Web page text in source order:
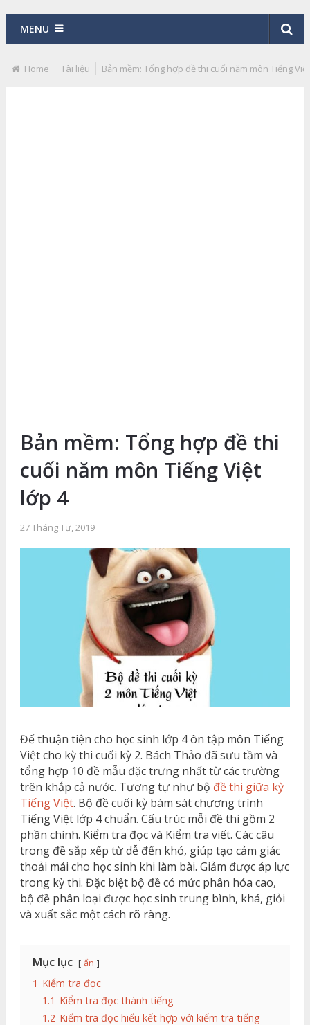
MENU
Home Tài liệu Bản mềm: Tổng hợp đề thi cuối năm môn Tiếng
Bản mềm: Tổng hợp đề thi
cuối năm môn Tiếng Việt
lớp 4
27 Tháng Tư, 2019
Để thuận tiện cho học sinh lớp 4 ôn tập môn Tiếng
Việt cho kỳ thi cuối kỳ 2. Bách Thảo đã sưu tầm và
tổng hợp 10 đề mẫu đặc trưng nhất từ các trường
trên khắp cả nước. Tương tự như bộ đề thi giữa kỳ
Tiếng Việt. Bộ đề cuối kỳ bám sát chương trình
Tiếng Việt lớp 4 chuẩn. Cấu trúc mỗi đề thi gồm 2
phần chính. Kiểm tra đọc và Kiểm tra viết. Các câu
trong đề sắp xếp từ dễ đến khó, giúp tạo cảm giác
thoải mái cho học sinh khi làm bài. Giảm được áp lực
trong kỳ thi. Đặc biệt bộ đề có mức phân hóa cao,
bộ đề phân loại được học sinh trung bình, khá, giỏi
và xuất sắc một cách rõ ràng.
Mục lục ẩn
1 Kiểm tra đọc
1.1 Kiểm tra đọc thành tiếng
1.2 Kiểm tra đọc hiểu kết hợp với kiểm tra tiếng